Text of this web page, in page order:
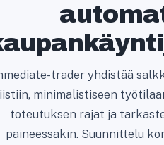
trader yhdistää
minimalistiseen
toteutuksen rajat ja
paineessakin. Suunnittelu